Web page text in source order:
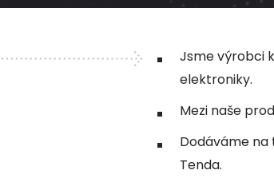
Jsme výrobci
elektroniky.
Mezi naše
Dodáváme na
Tenda.